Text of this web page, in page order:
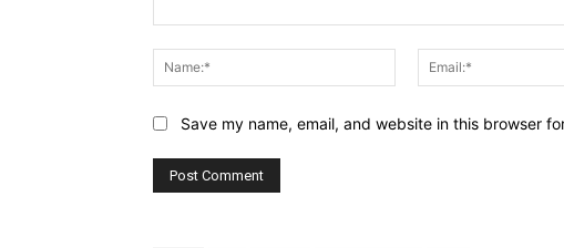
Name:*
Save my name, email, and website in this browser